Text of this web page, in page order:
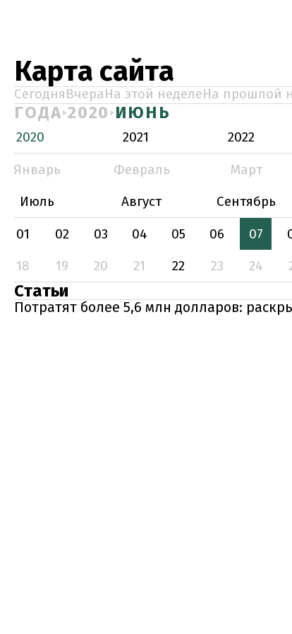
Карта сайта
СегодняВчераНа этой неделеНа прошлой
ГОДА 2020 ИЮНЬ
2020 2021 2022
Январь
Февраль Март
Июль
Август Сентябрь
01
02 03 04 05 06 07
18
19 20 21 22 23 24
Статьи
Потратят более 5,6 млн долларов: